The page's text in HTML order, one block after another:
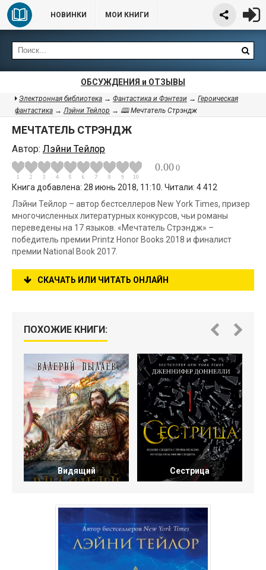
НОВИНКИ МОИ КНИГИ
ОБСУЖДЕНИЯ и ОТЗЫВЫ
Электронная библиотека → Фантастика и Фэнтези → Героическая
фантастика →Лэйни Тейлор → 🕮 Мечтатель Стрэндж
МЕЧТАТЕЛЬ СТРЭНДЖ
Автор: Лэйни Тейлор
0.00 0
Книга добавлена: 28 июнь 2018, 11:10. Читали: 4 412
Лэйни Тейлор – автор бестселлеров New York Times, призер
многочисленных литературных конкурсов, чьи романы
переведены на 17 языков. «Мечтатель Стрэндж» –
победитель премии Printz Honor Books 2018 и финалист
премии National Book 2017.
СКАЧАТЬ ИЛИ ЧИТАТЬ ОНЛАЙН
ПОХОЖИЕ КНИГИ:
Видящий Сестрица